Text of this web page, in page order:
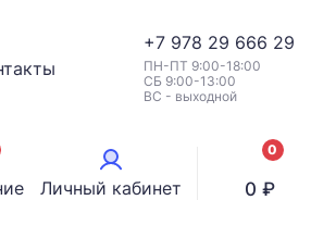
+7 978 29 666 29
ПН-ПТ 9:00-18:00
СБ 9:00-13:00
ВС - выходной
Личный кабинет
0
0 ₽